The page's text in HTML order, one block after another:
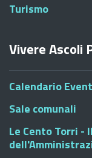
Turismo
Vivere Ascoli
Calendario
Sale comunali
Le Cento Torri -